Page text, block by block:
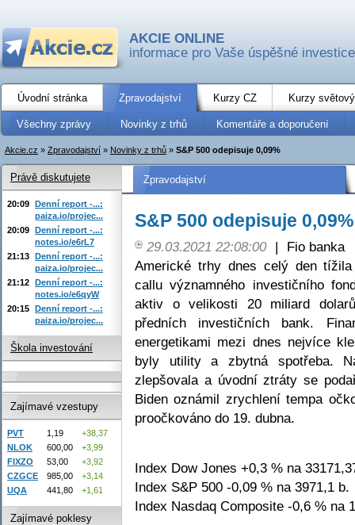
AKCIE ONLINE
informace pro Vaše úspěšné investice
Úvodní stránka Zpravodajství Kurzy CZ Kurzy
Všechny zprávy Novinky z trhů Komentáře a doporučení
Akcie.cz » Zpravodajství » Novinky z trhů » S&P 500 odepisuje 0,09%
Zpravodajství
S&P 500 odepisuje 0,09%
29.03.2021 22:08:00 |
Fio banka
Americké trhy dnes celý den
callu významného investičního
aktiv o velikosti 20 miliard
předních investičních bank.
energetikami mezi dnes nejvíce
byly utility a zbytná spotřeba.
zlepšovala a úvodní ztráty se
Biden oznámil zrychlení tempa
proočkováno do 19. dubna.
Index Dow Jones +0,3 % na
Index S&P 500 -0,09 % na 3971,1 b.
Index Nasdaq Composite -0,6 % na
Právě diskutujete
20:09 Denní report -...:
paiza.io/projec...
20:09 Denní report -...:
notes.io/e6rL7
21:13 Denní report -...:
paiza.io/projec...
21:12 Denní report -...:
notes.io/e6qyW
20:15 Denní report -...:
paiza.io/projec...
Škola investování
Zajímavé vzestupy
PVT 1,19
+38,37
NLOK
600,00
+3,99
FIXZO
53,00
+3,92
CZGCE
985,00
+3,14
UQA
441,80 +1,61
Zajímavé poklesy